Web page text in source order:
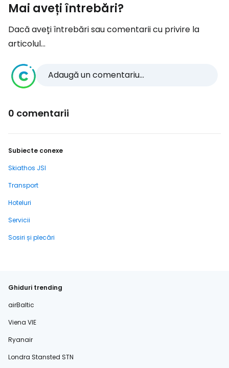
Mai aveți întrebări?
Dacă aveți întrebări sau comentarii cu privire la
articolul...
Adaugă un comentariu...
0 comentarii
Subiecte conexe
Skiathos JSI
Transport
Hoteluri
Servicii
Sosiri și plecări
Ghiduri trending
airBaltic
Viena VIE
Ryanair
Londra Stansted STN